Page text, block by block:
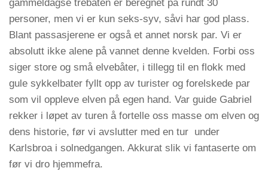
gammeldagse trebaten er beregnet pa rundt 30
personer, men vi er kun seks-syv, såvi har god plass.
Blant passasjerene er også et annet norsk par. Vi er
absolutt ikke alene på vannet denne kvelden. Forbi oss
siger store og små elvebåter, i tillegg til en flokk med
gule sykkelbater fyllt opp av turister og forelskede par
som vil oppleve elven på egen hand. Var guide Gabriel
rekker i løpet av turen å fortelle oss masse om elven og
dens historie, før vi avslutter med en tur under
Karlsbroa i solnedgangen. Akkurat slik vi fantaserte om
før vi dro hjemmefra.